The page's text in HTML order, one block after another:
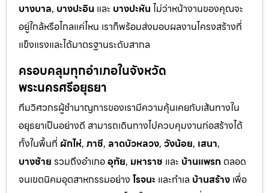
บางบาล, บางปะอิน และ บางปะหัน ไม่ว่าหน้างานของคุณจะ
อยู่ใกล้หรือไกลแค่ไหน เราก็พร้อมส่งมอบผลงานโครงสร้างที่
แข็งแรงและได้มาตรฐานระดับสากล
ครอบคลุมทุกอำเภอในจังหวัด
พระนครศรีอยุธยา
ทีมวิศวกรผู้ชำนาญการของเรามีความคุ้นเคยกับเส้นทางใน
อยุธยาเป็นอย่างดี สามารถเดินทางไปควบคุมงานก่อสร้างได้
ทั้งในพื้นที่ ผักไห่, ภาชี, ลาดบัวหลวง, วังน้อย, เสนา,
บางซ้าย รวมถึงอำเภออุทัย, มหาราช และ บ้านแพรก ตลอด
จนเขตนิคมอุตสาหกรรมอย่าง โรจนะ และทำเล บ้านสร้าง เพื่อ